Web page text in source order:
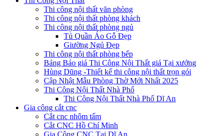
Thi công nội thất văn phòng
Thi công nội thất phòng khách
Thi công nội thất phòng ngủ
Tủ Quần Áo Gỗ Đẹp
Giường Ngủ Đẹp
Thi công nội thất phòng bếp
Bảng Báo giá Thi Công Nội Thất giá Tại xưởng
Hùng Dũng -Thiết kế thi công nội thất trọn gói
Cập Nhật Mẫu Phòng Thờ Mới Nhất 2025
Thi Công Nội Thất Nhà Phố
Thi Công Nội Thất Nhà Phố Dĩ An
Gia công cắt cnc
Cắt cnc nhôm tấm
Cắt CNC Hồ Chí Minh
Gia Công CNC Tại Dĩ An